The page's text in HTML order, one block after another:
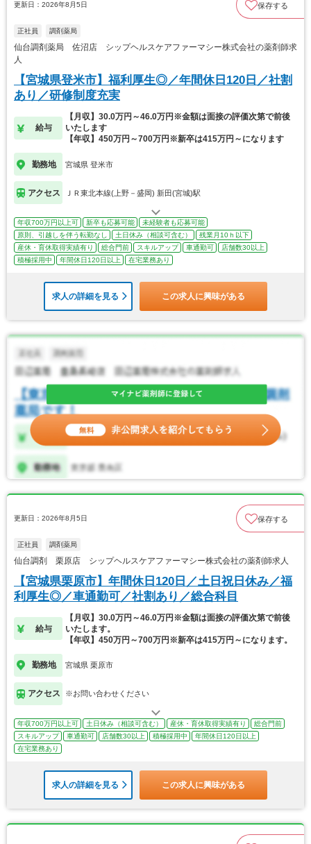
更新日：2026年8月5日 保存する
正社員 調剤薬局
仙台調剤薬局 佐沼店 シップヘルスケアファーマシー株式会社の薬剤師求
人
【宮城県登米市】福利厚生◎／年間休日120日／社割
あり／研修制度充実
給与
【月収】30.0万円～46.0万円※金額は面接の評価次第で前後
いたします
【年収】450万円～700万円※新卒は415万円～になります
勤務地 宮城県 登米市
アクセス ＪＲ東北本線(上野－盛岡) 新田(宮城)駅
年収700万円以上可 新卒も応募可能
未経験者も応募可能
原則、引越しを伴う転勤なし
土日休み（相談可含む）
残業月10ｈ以下
産休・育休取得実績有り
総合門前 スキルアップ 車通勤可
店舗数30以上
積極採用中
年間休日120日以上 在宅業務あり
求人の詳細を見る この求人に興味がある
更新日：2026年8月5日 保存する
正社員 調剤薬局
仙台調剤 栗原店 シップヘルスケアファーマシー株式会社の薬剤師求人
【宮城県栗原市】年間休日120日／土日祝日休み／福
利厚生◎／車通勤可／社割あり／総合科目
給与
【月収】30.0万円～46.0万円※金額は面接の評価次第で前後
いたします。
【年収】450万円～700万円※新卒は415万円～になります。
勤務地 宮城県 栗原市
アクセス ※お問い合わせください
年収700万円以上可 土日休み（相談可含む） 産休・育休取得実績有り
総合門前
スキルアップ
車通勤可 店舗数30以上 積極採用中
年間休日120日以上
在宅業務あり
求人の詳細を見る この求人に興味がある